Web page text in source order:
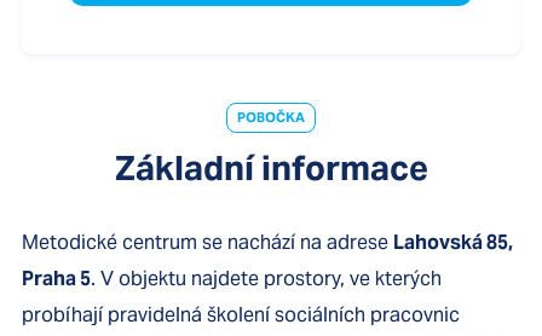
POBOČKA
Základní informace
Metodické centrum se nachází na adrese Lahovská 85,
Praha 5. V objektu najdete prostory, ve kterých
probíhají pravidelná školení sociálních pracovnic